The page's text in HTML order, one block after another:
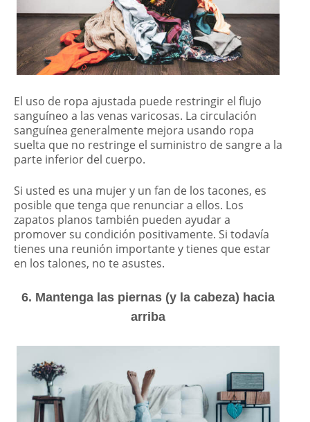
El uso de ropa ajustada puede restringir el flujo
sanguíneo a las venas varicosas. La circulación
sanguínea generalmente mejora usando ropa
suelta que no restringe el suministro de sangre a la
parte inferior del cuerpo.
Si usted es una mujer y un fan de los tacones, es
posible que tenga que renunciar a ellos. Los
zapatos planos también pueden ayudar a
promover su condición positivamente. Si todavía
tienes una reunión importante y tienes que estar
en los talones, no te asustes.
6. Mantenga las piernas (y la cabeza) hacia
arriba